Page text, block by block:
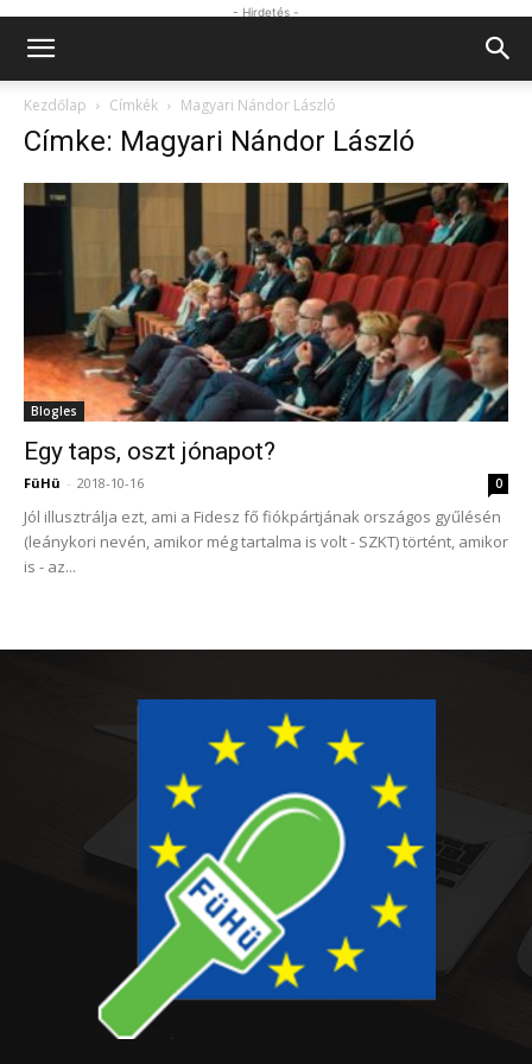
- Hirdetés -
Kezdőlap Címkék Magyari Nándor László
Címke: Magyari Nándor László
Blogles
Egy taps, oszt jónapot?
FüHü - 2018-10-16 0
Jól illusztrálja ezt, ami a Fidesz fő fiókpártjának országos gyűlésén
(leánykori nevén, amikor még tartalma is volt - SZKT) történt, amikor
is - az...